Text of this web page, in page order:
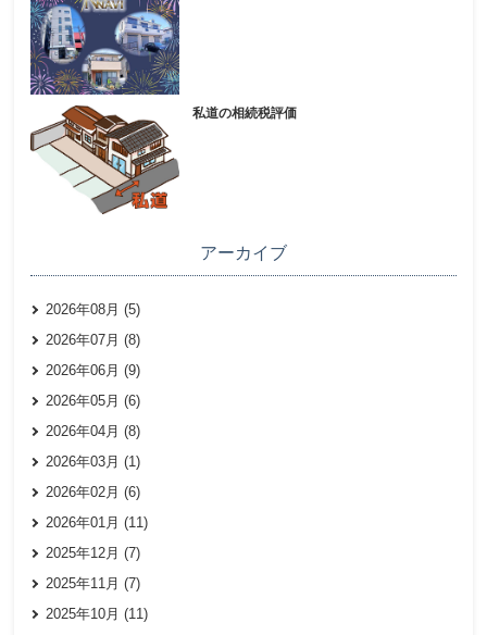
私道の相続税評価
アーカイブ
2026年08月 (5)
2026年07月 (8)
2026年06月 (9)
2026年05月 (6)
2026年04月 (8)
2026年03月 (1)
2026年02月 (6)
2026年01月 (11)
2025年12月 (7)
2025年11月 (7)
2025年10月 (11)